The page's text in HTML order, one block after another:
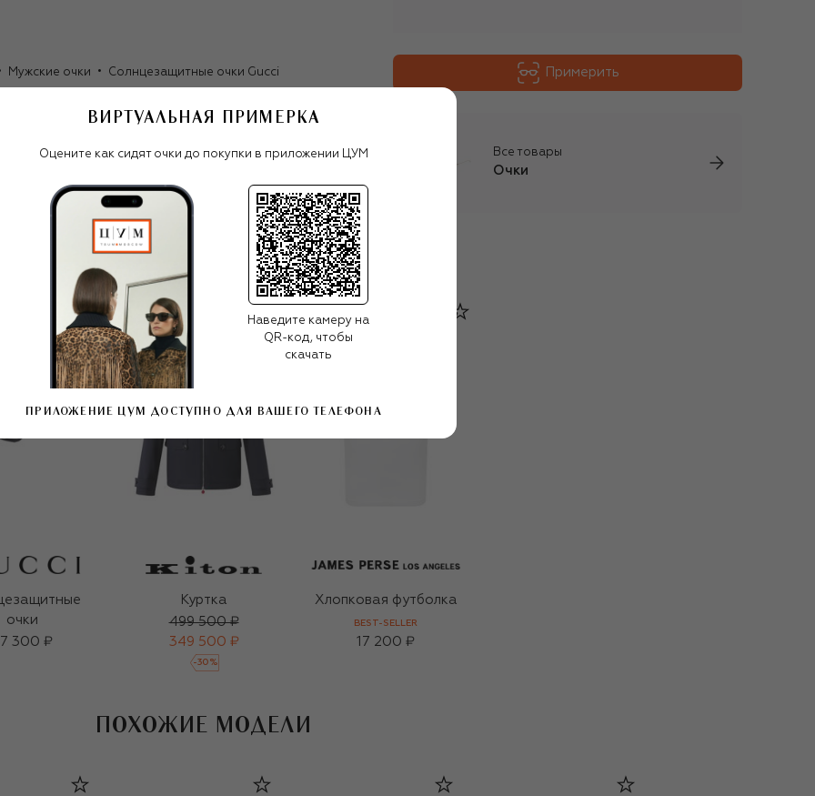
коллекций: мужской, женской и детской, ювелирной,
интерьерной и парфюмерно-косметической, каждая из
которых воплощает непревзойденное итальянское
качество. В марте 2025-го новым креативным
Мужские очки Солнцезащитные очки Gucci Примерить
Все очки Все товары
Очки
С ЧЕМ НОСИТЬ
очки
300 ₽
Куртка
499 500 ₽
349 500 ₽
-30 %
Хлопковая футболка
BEST-SELLER
17 200 ₽
ПОХОЖИЕ МОДЕЛИ
ВИРТУАЛЬНАЯ ПРИМЕРКА
Оцените как сидят очки до покупки в приложении ЦУМ
Наведите камеру на
QR-код, чтобы
скачать
ПРИЛОЖЕНИЕ ЦУМ ДОСТУПНО ДЛЯ ВАШЕГО ТЕЛЕФОНА